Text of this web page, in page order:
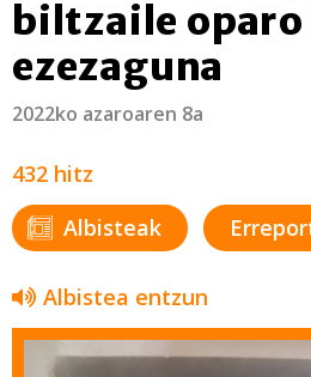
biltzaile oparo
ezezaguna
2022ko azaroaren 8a
432 hitz
Albisteak
Albistea entzun